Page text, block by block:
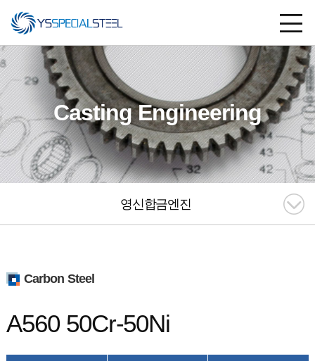
Casting Engineering
영신합금엔진
Carbon Steel
A560 50Cr-50Ni